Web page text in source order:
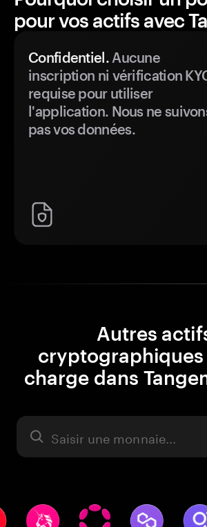
pour vos actifs avec
Confidentiel.Aucune
inscription ni vérification
requise pour utiliser
l'application. Nous ne
pas vos données.
Autres
cryptographiques
charge dans
Actifs